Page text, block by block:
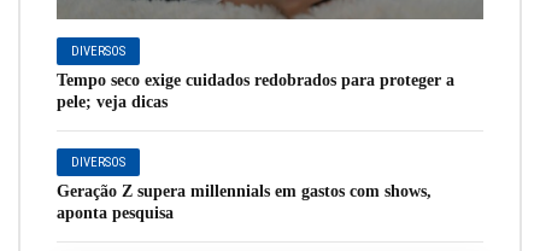
DIVERSOS
Tempo seco exige cuidados redobrados para proteger a
pele; veja dicas
DIVERSOS
Geração Z supera millennials em gastos com shows,
aponta pesquisa